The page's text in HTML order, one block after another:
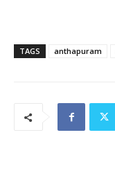
TAGS anthapuram